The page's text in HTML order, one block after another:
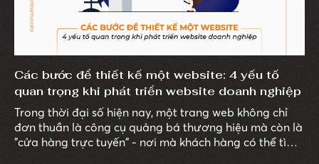
Các bước để thiết kế một website: 4 yếu tố
quan trọng khi phát triển website doanh nghiệp
Trong thời đại số hiện nay, một trang web không chỉ
đơn thuần là công cụ quảng bá thương hiệu mà còn là
"cửa hàng trực tuyến" - nơi mà khách hàng có thể tìm